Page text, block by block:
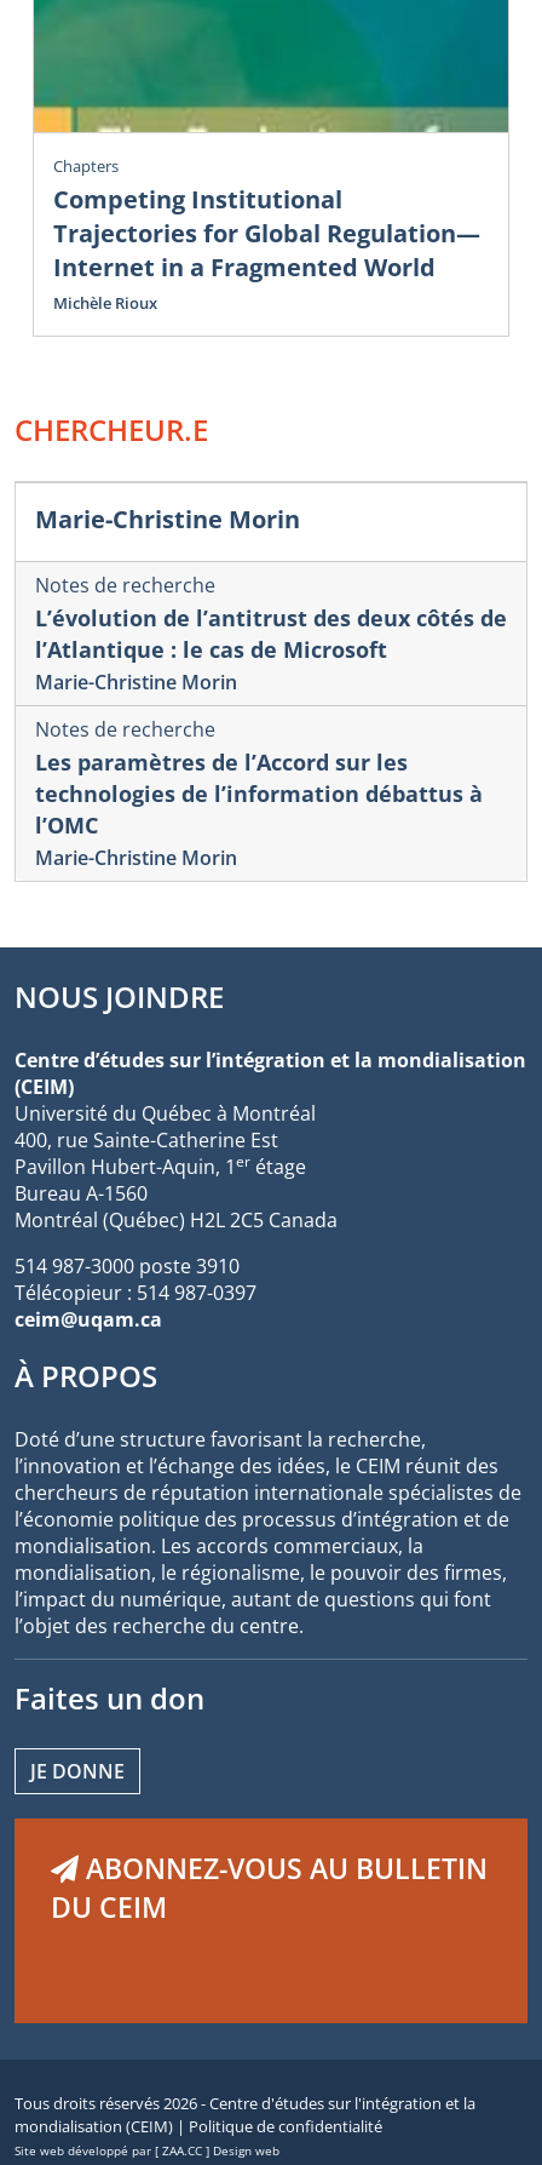
Chapters
Competing Institutional
Trajectories for Global Regulation—
Internet in a Fragmented World
Michèle Rioux
CHERCHEUR.E
Marie-Christine Morin
Notes de recherche
L’évolution de l’antitrust des deux côtés de
l’Atlantique : le cas de Microsoft
Marie-Christine Morin
Notes de recherche
Les paramètres de l’Accord sur les
technologies de l’information débattus à
l’OMC
Marie-Christine Morin
NOUS JOINDRE
Centre d’études sur l’intégration et la mondialisation
(CEIM)
Université du Québec à Montréal
400, rue Sainte-Catherine Est
Pavillon Hubert-Aquin, 1er étage
Bureau A-1560
Montréal (Québec) H2L 2C5 Canada
514 987-3000 poste 3910
Télécopieur : 514 987-0397
ceim@uqam.ca
À PROPOS
Doté d’une structure favorisant la recherche,
l’innovation et l’échange des idées, le CEIM réunit des
chercheurs de réputation internationale spécialistes de
l’économie politique des processus d’intégration et de
mondialisation. Les accords commerciaux, la
mondialisation, le régionalisme, le pouvoir des firmes,
l’impact du numérique, autant de questions qui font
l’objet des recherche du centre.
Faites un don
JE DONNE
ABONNEZ-VOUS AU BULLETIN
DU CEIM
Tous droits réservés 2026 - Centre d'études sur l'intégration et la
mondialisation (CEIM) | Politique de confidentialité
Site web développé par [ ZAA.CC ] Design web